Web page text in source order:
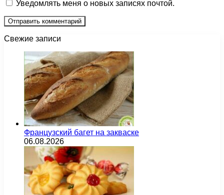
Уведомлять меня о новых записях почтой.
Свежие записи
Французский багет на закваске
06.08.2026